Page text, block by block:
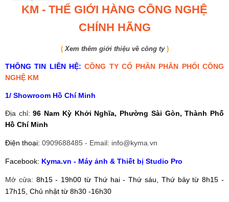
KM - THẾ GIỚI HÀNG CÔNG NGHỆ
CHÍNH HÃNG
(Xem thêm giới thiệu về công ty )
THÔNG TIN LIÊN HỆ: CÔNG TY CỔ PHẦN PHÂN PHỐI CÔNG
NGHỆ KM
1/ Showroom Hồ Chí Minh
Địa chỉ: 96 Nam Kỳ Khởi Nghĩa, Phường Sài Gòn, Thành Phố
Hồ Chí Minh
Điện thoại: 0909688485 - Email: info@kyma.vn
Facebook: Kyma.vn - Máy ảnh & Thiết bị Studio Pro
Mở cửa: 8h15 - 19h00 từ Thứ hai - Thứ sáu, Thứ bảy từ8h15 -
17h15, Chủ nhật từ 8h30 -16h30